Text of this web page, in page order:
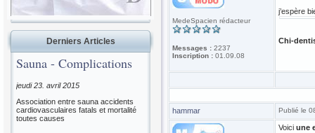
Derniers Articles
Sauna - Complications
jeudi 23. avril 2015
Association entre sauna accidents
cardiovasculaires fatals et mortalité
toutes causes
MedeSpacien rédacteur
Messages : 2237
Inscription : 01.09.08
j’espère
Chi-
hammar Publié le
Voiciune